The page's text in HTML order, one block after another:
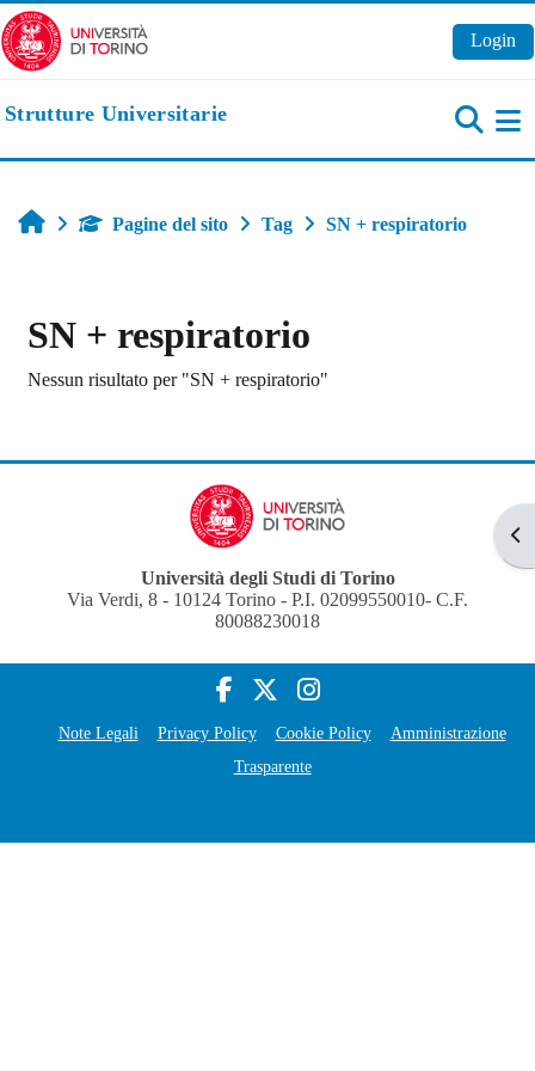
Vai al contenuto principale
Login
Strutture Universitarie
HomePagine del sito Tag SN + respiratorio
SN + respiratorio
Nessun risultato per "SN + respiratorio"
Università degli Studi di Torino
Via Verdi, 8 - 10124 Torino - P.I. 02099550010- C.F.
80088230018
Note Legali Privacy Policy Cookie Policy
Amministrazione
Trasparente